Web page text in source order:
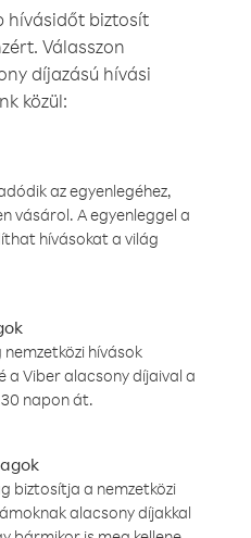
hívásidőt biztosít
Válasszon
díjazású hívási
közül:
az egyenlegéhez,
vásárol. A egyenleggel a
hívásokat a világ
hívások
a Viber alacsony díjaival a
napon át.
biztosítja a nemzetközi
alacsony díjakkal